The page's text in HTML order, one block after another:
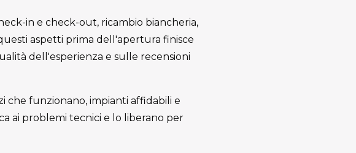
in e check-out, ricambio biancheria,
aspetti prima dell'apertura finisce
dell'esperienza e sulle recensioni
che funzionano, impianti affidabili e
ai problemi tecnici e lo liberano per